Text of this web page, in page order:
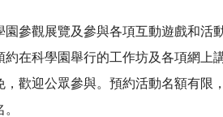
園參觀展覽及參與各項互動遊戲和活
約在科學園舉行的工作坊及各項網上
，歡迎公眾參與。預約活動名額有限